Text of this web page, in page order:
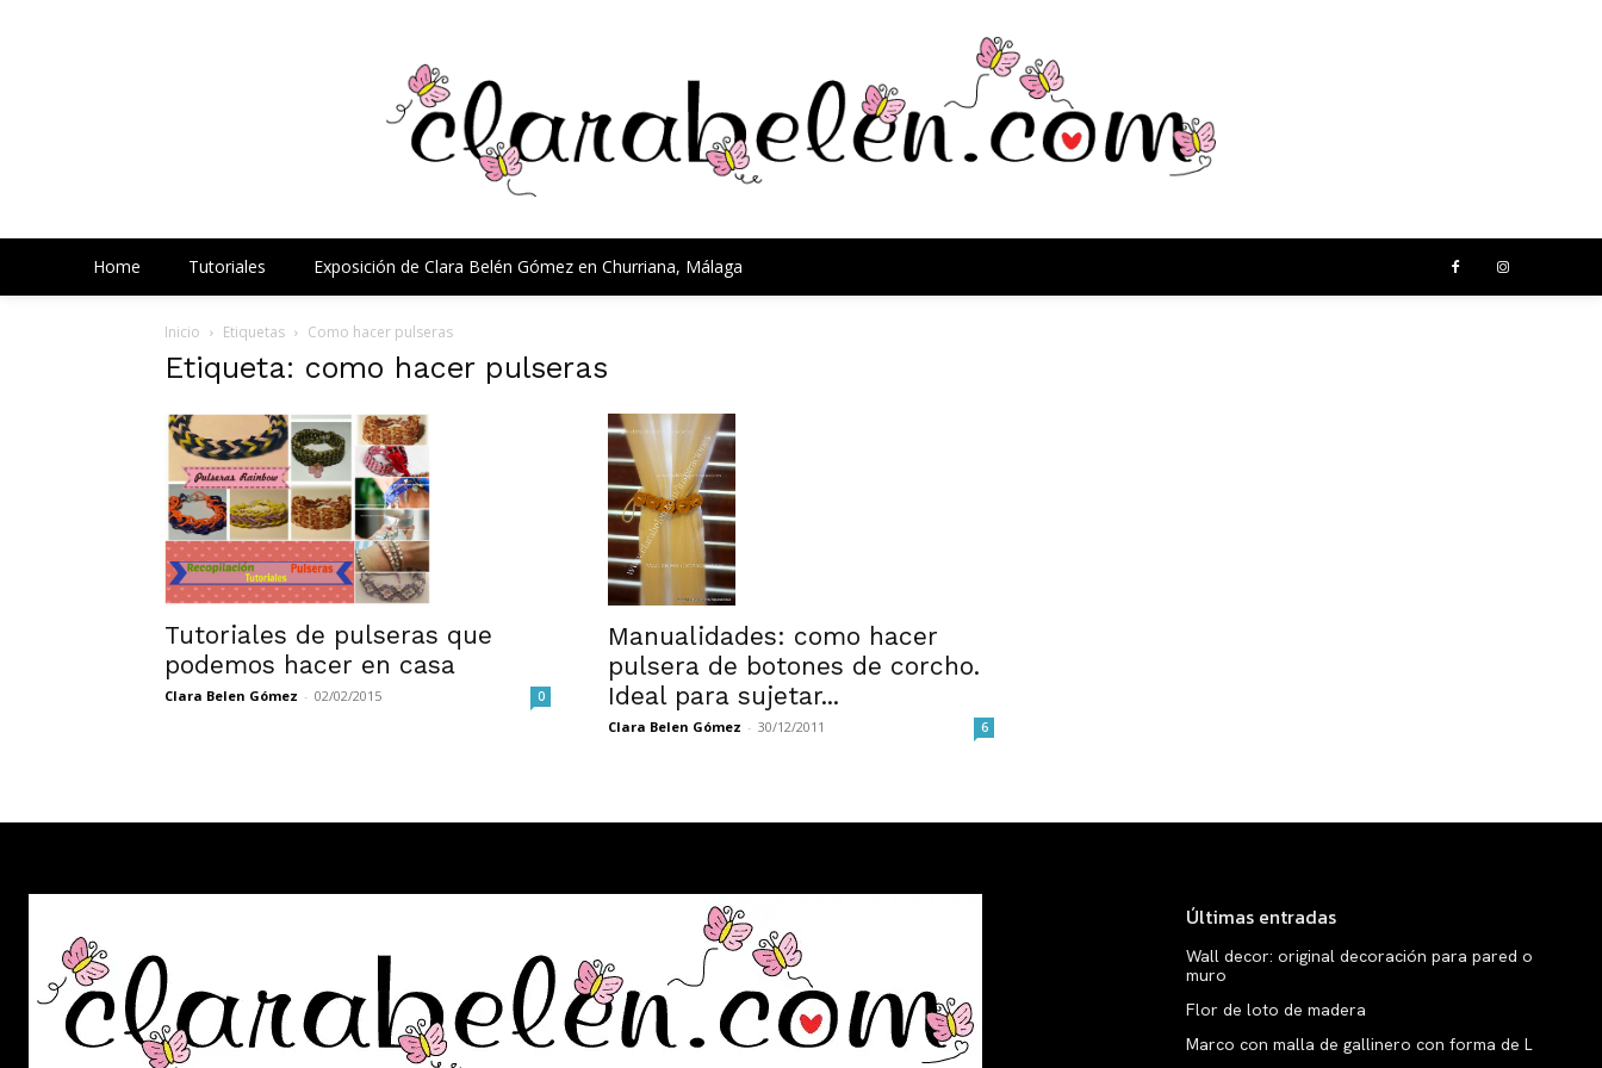
Home Tutoriales Exposición de Clara Belén Gómez en Churriana, Málaga
Inicio Etiquetas Como hacer pulseras
Etiqueta: como hacer pulseras
Tutoriales de pulseras que
podemos hacer en casa
Clara Belen Gómez - 02/02/2015 0
Manualidades: como hacer
pulsera de botones de corcho.
Ideal para sujetar...
Clara Belen Gómez - 30/12/2011 6
Últimas entradas
Wall decor: original decoración para pared o
muro
Flor de loto de madera
Marco con malla de gallinero con forma de L